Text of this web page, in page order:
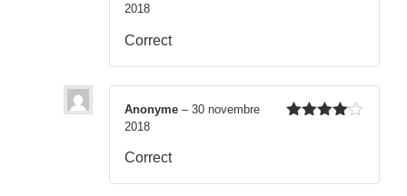
2018
Correct
Anonyme – 30 novembre
2018
Correct